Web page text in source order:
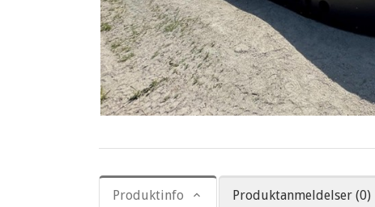
Produktinfo Produktanmeldelser (0)